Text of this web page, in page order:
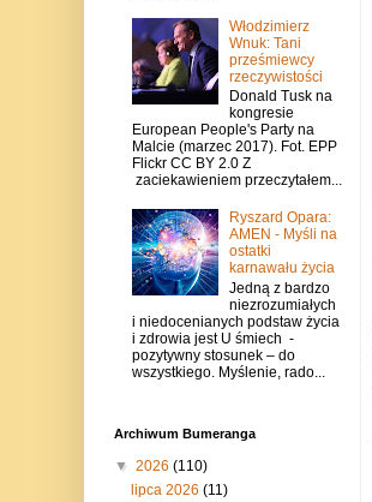
Włodzimierz
Wnuk: Tani
prześmiewcy
rzeczywistości
Donald Tusk na
kongresie
European People's Party na
Malcie (marzec 2017). Fot. EPP
Flickr CC BY 2.0 Z
zaciekawieniem przeczytałem...
Ryszard Opara:
AMEN - Myśli na
ostatki
karnawału życia
Jedną z bardzo
niezrozumiałych
i niedocenianych podstaw życia
i zdrowia jest U śmiech -
pozytywny stosunek – do
wszystkiego. Myślenie, rado...
Archiwum Bumeranga
▼ 2026 (110)
lipca 2026 (11)